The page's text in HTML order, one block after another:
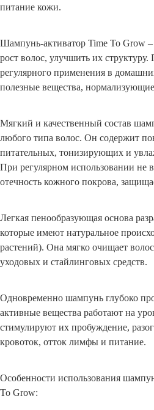
питание кожи.
Шампунь-активатор Time To Grow –
рост волос, улучшить их структуру.
регулярного применения в
полезные вещества,
Мягкий и качественный состав
любого типа волос. Он содержит
питательных, тонизирующих и
При регулярном использовании не
отечность кожного покрова,
Легкая пенообразующая основа
которые имеют натуральное
растений). Она мягко очищает
уходовых и стайлинговых средств.
Одновременно шампунь глубоко
активные вещества работают на
стимулируют их пробуждение,
кровоток, отток лимфы и питание.
Особенности использования
To Grow: